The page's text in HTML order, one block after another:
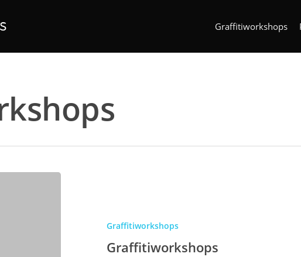
Graffitiworkshops
Graffitiworkshops
Graffitiworkshops